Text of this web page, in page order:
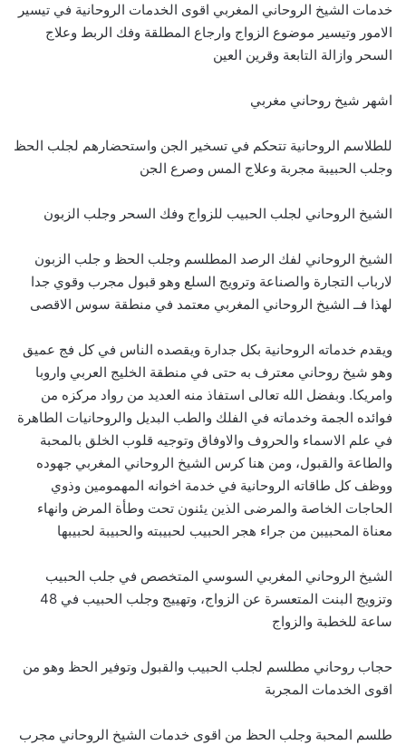
خدمات الشيخ الروحاني المغربي اقوى الخدمات الروحانية في تيسير
الامور وتيسير موضوع الزواج وارجاع المطلقة وفك الربط وعلاج
السحر وازالة التابعة وقرين العين
اشهر شيخ روحاني مغربي
للطلاسم الروحانية تتحكم في تسخير الجن واستحضارهم لجلب الحظ
وجلب الحبيبة مجربة وعلاج المس وصرع الجن
الشيخ الروحاني لجلب الحبيب للزواج وفك السحر وجلب الزبون
الشيخ الروحاني لفك الرصد المطلسم وجلب الحظ و جلب الزبون
لارباب التجارة والصناعة وترويج السلع وهو قبول مجرب وقوي جدا
لهذا فــ الشيخ الروحاني المغربي معتمد في منطقة سوس الاقصى
ويقدم خدماته الروحانية بكل جدارة ويقصده الناس في كل فج عميق
وهو شيخ روحاني معترف به حتى في منطقة الخليج العربي واروبا
وامريكا. وبفضل الله تعالى استفاذ منه العديد من رواد مركزه من
فوائده الجمة وخدماته في الفلك والطب البديل والروحانيات الطاهرة
في علم الاسماء والحروف والاوفاق وتوجيه قلوب الخلق بالمحبة
والطاعة والقبول، ومن هنا كرس الشيخ الروحاني المغربي جهوده
ووظف كل طاقاته الروحانية في خدمة اخوانه المهمومين وذوي
الحاجات الخاصة والمرضى الذين يئنون تحت وطأة المرض وانهاء
معناة المحبيبن من جراء هجر الحبيب لحبيبته والحبيبة لحبيبها
الشيخ الروحاني المغربي السوسي المتخصص في جلب الحبيب
وتزويج البنت المتعسرة عن الزواج، وتهييج وجلب الحبيب في 48
ساعة للخطبة والزواج
حجاب روحاني مطلسم لجلب الحبيب والقبول وتوفير الحظ وهو من
اقوى الخدمات المجربة
طلسم المحبة وجلب الحظ من اقوى خدمات الشيخ الروحاني مجرب